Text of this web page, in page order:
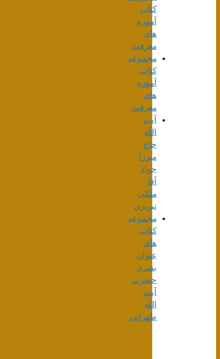
کتاب
آموزه
های
معرفت
مجموعه
کتاب
آموزه
های
معرفت
آیت
اللَه
حاج
میرزا
جواد
آقا
ملکی
تبریزی
مجموعه
کتاب
های
عنوان
بصری
حضرت
آیت
الله
طهرانی